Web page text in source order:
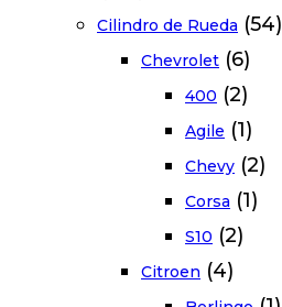
Cilindro de Rueda (54)
Chevrolet (6)
400 (2)
Agile (1)
Chevy (2)
Corsa (1)
S10 (2)
Citroen (4)